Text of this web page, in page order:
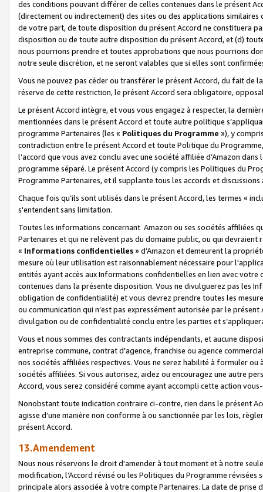
des conditions pouvant différer de celles contenues dans le présent
(directement ou indirectement) des sites ou des applications
de votre part, de toute disposition du présent Accord ne constituera
disposition ou de toute autre disposition du présent Accord, et (d)
nous pourrions prendre et toutes approbations que nous pourrions
notre seule discrétion, et ne seront valables que si elles sont
Vous ne pouvez pas céder ou transférer le présent Accord, du fait de
réserve de cette restriction, le présent Accord sera obligatoire,
Le présent Accord intègre, et vous vous engagez à respecter, la
mentionnées dans le présent Accord et toute autre politique
programme Partenaires (les « Politiques du Programme »), y
contradiction entre le présent Accord et toute Politique du
l’accord que vous avez conclu avec une société affiliée d’Amazon
programme séparé. Le présent Accord (y compris les Politiques du
Programme Partenaires, et il supplante tous les accords et discussions
Chaque fois qu’ils sont utilisés dans le présent Accord, les termes «
s'entendent sans limitation.
Toutes les informations concernant Amazon ou ses sociétés affiliées
Partenaires et qui ne relèvent pas du domaine public, ou qui
« Informations confidentielles» d’Amazon et demeurent la
mesure où leur utilisation est raisonnablement nécessaire pour
entités ayant accès aux Informations confidentielles en lien avec
contenues dans la présente disposition. Vous ne divulguerez pas les
obligation de confidentialité) et vous devrez prendre toutes les
ou communication qui n’est pas expressément autorisée par le
divulgation ou de confidentialité conclu entre les parties et
Vous et nous sommes des contractants indépendants, et aucune
entreprise commune, contrat d'agence, franchise ou agence
nos sociétés affiliées respectives. Vous ne serez habilité à formuler
sociétés affiliées. Si vous autorisez, aidez ou encouragez une autre
Accord, vous serez considéré comme ayant accompli cette action
Nonobstant toute indication contraire ci-contre, rien dans le présent
agisse d’une manière non conforme à ou sanctionnée par les lois,
présent Accord.
13.Amendement
Nous nous réservons le droit d'amender à tout moment et à notre
modification, l’Accord révisé ou les Politiques du Programme
principale alors associée à votre compte Partenaires. La date de